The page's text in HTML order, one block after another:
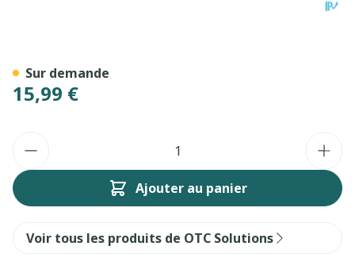
15,99 €
Ajouter au panier
Sur demande
Voir tous les produits de OTC Solutions